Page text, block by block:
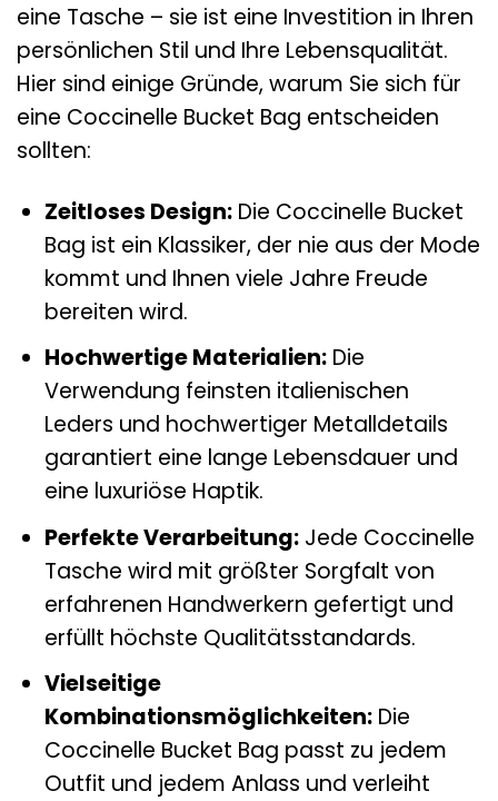
eine Tasche – sie ist eine Investition in Ihren
persönlichen Stil und Ihre Lebensqualität.
Hier sind einige Gründe, warum Sie sich für
eine Coccinelle Bucket Bag entscheiden
sollten:
Zeitloses Design:Die Coccinelle Bucket
Bag ist ein Klassiker, der nie aus der Mode
kommt und Ihnen viele Jahre Freude
bereiten wird.
Hochwertige Materialien:Die
Verwendung feinsten italienischen
Leders und hochwertiger Metalldetails
garantiert eine lange Lebensdauer und
eine luxuriöse Haptik.
Perfekte Verarbeitung:Jede Coccinelle
Tasche wird mit größter Sorgfalt von
erfahrenen Handwerkern gefertigt und
erfüllt höchste Qualitätsstandards.
Vielseitige
Kombinationsmöglichkeiten:Die
Coccinelle Bucket Bag passt zu jedem
Outfit und jedem Anlass und verleiht